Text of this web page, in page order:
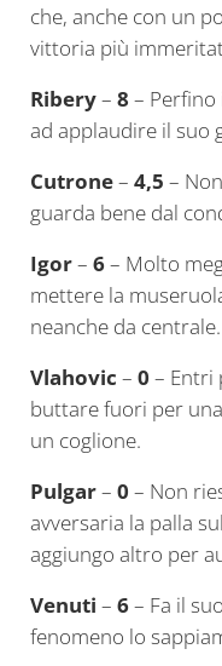
che, anche con un
vittoria più
Ribery– 8 –
ad applaudire il suo
Cutrone– 4,5 –
guarda bene dal
Igor– 6– Molto
mettere la
neanche da centrale.
Vlahovic – 0 – Entri
buttare fuori per
un coglione.
Pulgar– 0 – Non
avversaria la palla
aggiungo altro per
Venuti – 6– Fa il
fenomeno lo